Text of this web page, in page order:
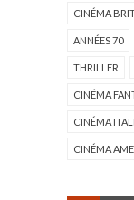
CINÉMA
ANNÉES 70
THRILLER
CINÉMA
CINÉMA
CINÉMA